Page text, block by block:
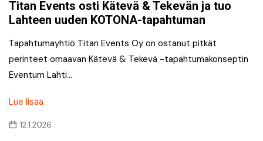
Titan Events osti Kätevä & Tekevän ja tuo
Lahteen uuden KOTONA-tapahtuman
Tapahtumayhtiö Titan Events Oy on ostanut pitkät
perinteet omaavan Kätevä & Tekevä -tapahtumakonseptin
Eventum Lahti…
Lue lisää
12.1.2026